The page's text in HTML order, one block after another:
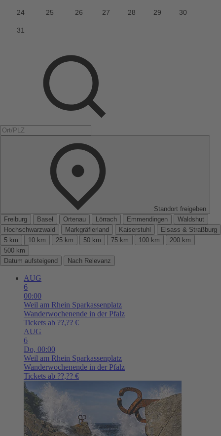
Standort freigeben
Freiburg
Basel Ortenau Lörrach Emmendingen
Waldshut
Hochschwarzwald
Markgräflerland Kaiserstuhl
Elsass & Straßburg
5 km
10 km 25 km 50 km 75 km 100 km
200 km
500 km
Datum aufsteigend
Nach Relevanz
AUG
6
00:00
Weil am Rhein Sparkassenplatz
Wanderwochenende in der Pfalz
Tickets ab ??,?? €
AUG
6
Do, 00:00
Weil am Rhein Sparkassenplatz
Wanderwochenende in der Pfalz
Tickets ab ??,?? €